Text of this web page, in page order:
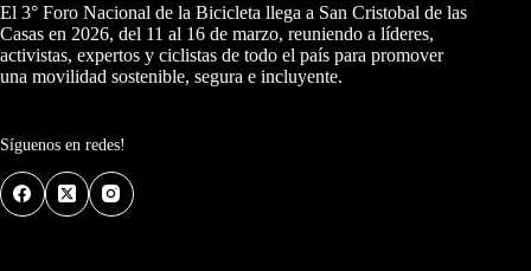
El 3° Foro Nacional de la Bicicleta llega a San Cristobal de las
Casas en 2026, del 11 al 16 de marzo, reuniendo a líderes,
activistas, expertos y ciclistas de todo el país para promover
una movilidad sostenible, segura e incluyente.
Síguenos en redes!